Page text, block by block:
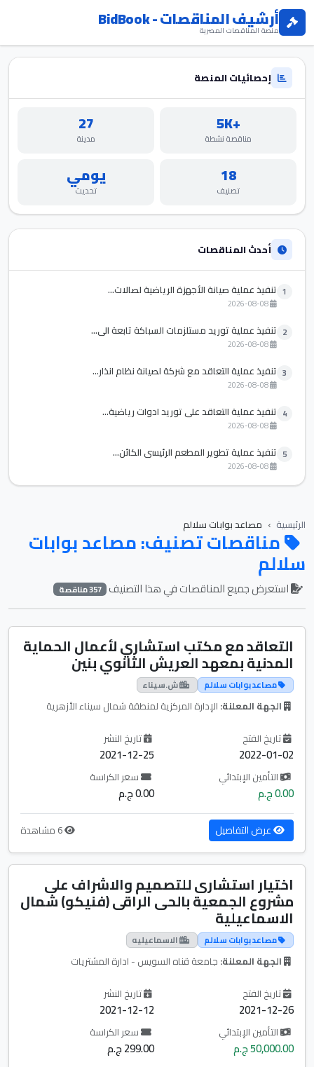
أرشيف المناقصات - BidBook
منصة المناقصات المصرية
إحصائيات المنصة
+5K
مناقصة نشطة
27
مدينة
18
تصنيف
يومي
تحديث
أحدث المناقصات
1 تنفيذ عملية صيانة الأجهزة الرياضية لصالات...
2 تنفيذ عملية توريد مستلزمات السباكة تابعة الي...
3 تنفيذ عملية التعاقد مع شركة لصيانة نظام انذار...
4 تنفيذ عملية التعاقد علي توريد ادوات رياضية...
5 تنفيذ عملية تطوير المطعم الرئيسي الكائن...
الرئيسية مصاعد بوابات سلالم
مناقصات تصنيف: مصاعد بوابات
سلالم
استعرض جميع المناقصات في هذا التصنيف 357 مناقصة
التعاقد مع مكتب استشاري لأعمال الحماية
المدنية بمعهد العريش الثانوي بنين
مصاعد بوابات سلالم ش.سيناء
الجهة المعلنة: الإدارة المركزية لمنطقة شمال سيناء الأزهرية
تاريخ الفتح
2022-01-02
تاريخ النشر
2021-12-25
التأمين الإبتدائي
0.00 ج.م
سعر الكراسة
0.00 ج.م
عرض التفاصيل
اختيار استشارى للتصميم والاشراف على
مشروع الجمعية بالحى الراقى (فنيكو) شمال
الاسماعيلية
مصاعد بوابات سلالم الاسماعيليه
الجهة المعلنة: جامعة قناه السويس - ادارة المشتريات
تاريخ الفتح
2021-12-26
تاريخ النشر
2021-12-12
التأمين الإبتدائي
50,000.00 ج.م
سعر الكراسة
299.00 ج.م